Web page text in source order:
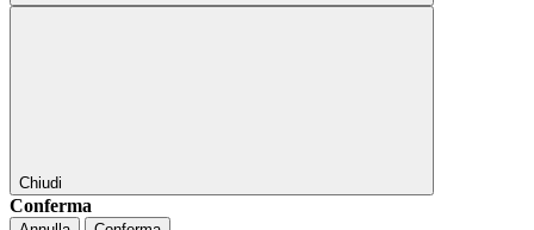
Chiudi
Conferma